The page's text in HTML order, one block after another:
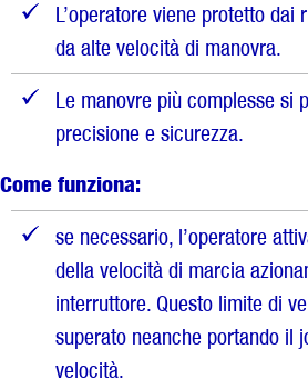
L’operatore viene protetto dai
da alte velocità di manovra.
Le manovre più complesse si
precisione e sicurezza.
Come funziona:
se necessario, l’operatore
della velocità di marcia
interruttore. Questo limite di
superato neanche portando il
velocità.